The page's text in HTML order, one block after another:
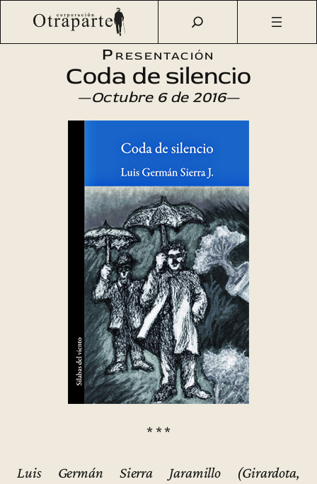
Saltar
Otraparte.org/Agenda Cultural Literatura
Coda de
Presentación
Coda de silencio
—Octubre 6 de 2016—
* * *
Luis Germán Sierra Jaramillo (Girardota,